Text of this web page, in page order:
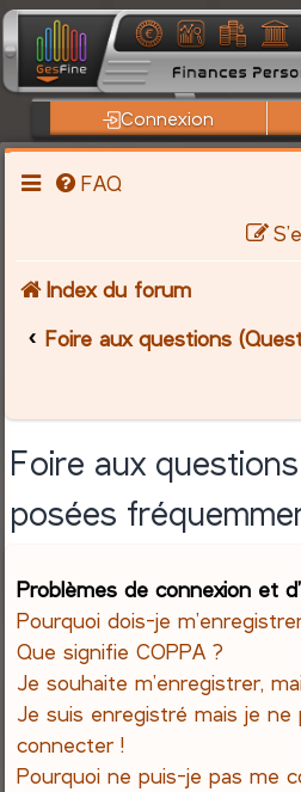
Connexion
FAQ
Index du forum
Foire aux questions
Foire aux
posées
Problèmes de connexion et
Pourquoi dois-je
Que signifie COPPA ?
Je souhaite m’enregistrer,
Je suis enregistré mais je ne
connecter !
Pourquoi ne puis-je pas me